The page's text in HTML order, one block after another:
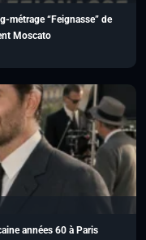
métrage “Feignasse” de
Moscato
années 60 à Paris